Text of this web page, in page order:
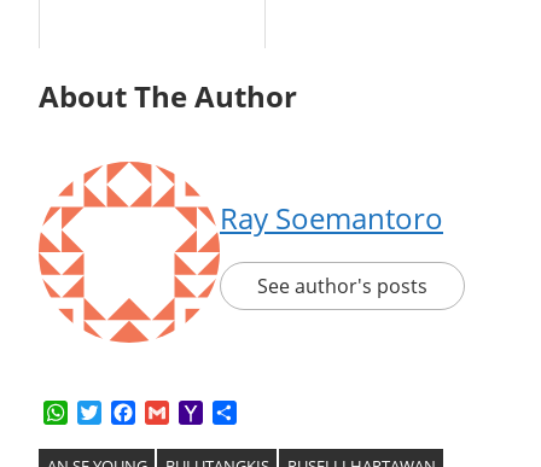
About The Author
Ray Soemantoro
See author's posts
WhatsApp
TwitterFacebook
GmailYahoo